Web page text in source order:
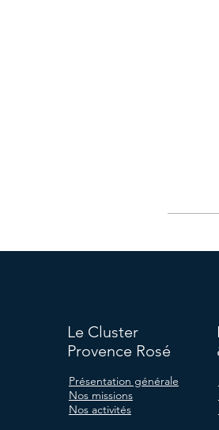
Le Cluster
Provence Rosé
Présentation générale
Nos missions
Nos activités